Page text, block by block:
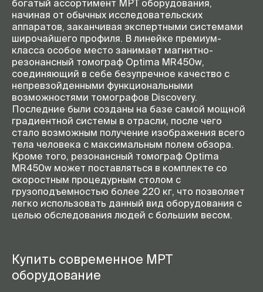
богатый ассортимент МРТ оборудования,
начиная от обычных исследовательских
аппаратов, заканчивая экспертными системами
широчайшего профиля. В линейке премиум-
класса особое место занимает магнитно-
резонансный томограф Optima MR450w,
соединяющий в себе безупречное качество с
непревзойденными функциональными
возможностями томографов Discovery.
Последние были созданы на базе самой мощной
градиентной системы в отрасли, после чего
стало возможным получение изображения всего
тела человека с максимальным полем обзора.
Кроме того, резонансный томограф Optima
MR450w может поставляться в комплекте со
скоростным процедурным столом с
грузоподъемностью более 220 кг, что позволяет
легко использовать данный вид оборудования с
целью обследования людей с большим весом.
Купить современное МРТ
оборудование